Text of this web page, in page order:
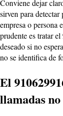
Conviene dejar
sirven para
empresa o persona
prudente es tratar el
deseado si no
no se identifica de
El
llamadas